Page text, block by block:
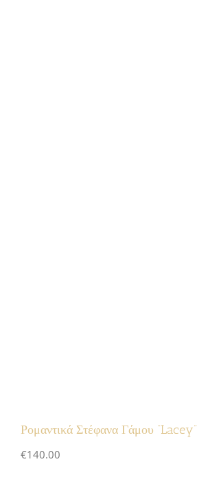
Ρομαντικά Στέφανα Γάμου “Lacey”
€140.00